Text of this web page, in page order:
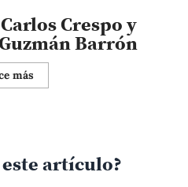
Crespo y
Barrón
más
artículo?